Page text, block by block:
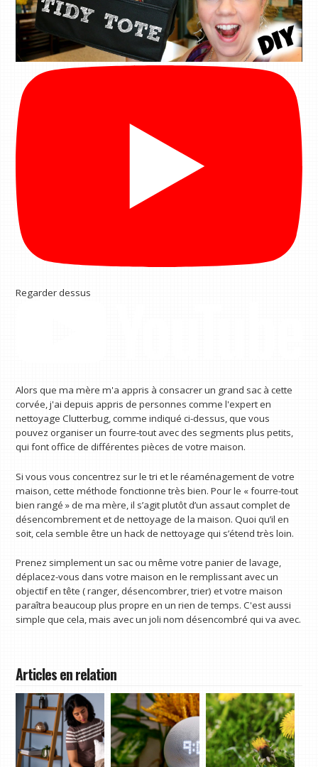
Regarder dessus
Alors que ma mère m'a appris à consacrer un grand sac à cette
corvée, j'ai depuis appris de personnes comme l'expert en
nettoyage Clutterbug, comme indiqué ci-dessus, que vous
pouvez organiser un fourre-tout avec des segments plus petits,
qui font office de différentes pièces de votre maison.
Si vous vous concentrez sur le tri et le réaménagement de votre
maison, cette méthode fonctionne très bien. Pour le « fourre-tout
bien rangé » de ma mère, il s’agit plutôt d’un assaut complet de
désencombrement et de nettoyage de la maison. Quoi qu’il en
soit, cela semble être un hack de nettoyage qui s’étend très loin.
Prenez simplement un sac ou même votre panier de lavage,
déplacez-vous dans votre maison en le remplissant avec un
objectif en tête ( ranger, désencombrer, trier) et votre maison
paraîtra beaucoup plus propre en un rien de temps. C'est aussi
simple que cela, mais avec un joli nom désencombré qui va avec.
Articles en relation